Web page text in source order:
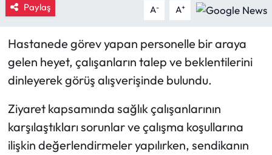
Paylaş A- A+
Hastanede görev yapan personelle bir araya
gelen heyet, çalışanların talep ve beklentilerini
dinleyerek görüş alışverişinde bulundu.
Ziyaret kapsamında sağlık çalışanlarının
karşılaştıkları sorunlar ve çalışma koşullarına
ilişkin değerlendirmeler yapılırken, sendikanın
Kültür Sanat
Laçin Haberleri
Magazin
Mecitözü Haberleri